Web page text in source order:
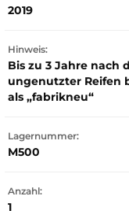
2019
Hinweis:
Bis zu 3 Jahre nach
ungenutzter Reifen
als „fabrikneu“
Lagernummer:
M500
Anzahl:
1